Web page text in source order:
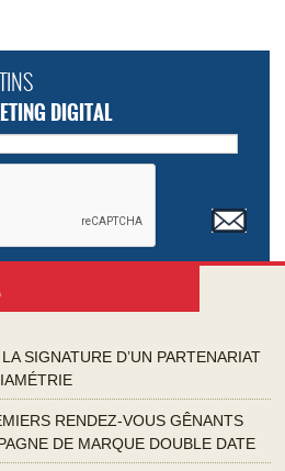
DIGITAL
SIGNATURE D’UN PARTENARIAT
RENDEZ-VOUS GÊNANTS
DE MARQUE DOUBLE DATE